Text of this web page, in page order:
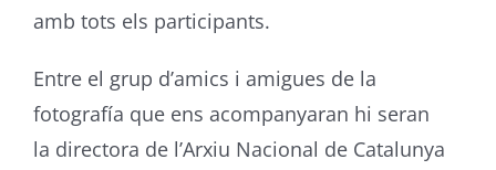
amb tots els participants.
Entre el grup d’amics i amigues de la
fotografía que ens acompanyaran hi seran
la directora de l’Arxiu Nacional de Catalunya